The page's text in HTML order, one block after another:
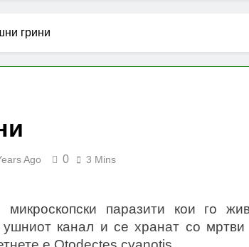
грини
Ago 0 3 Mins
паразити кои го
канал и се хранат со мртви